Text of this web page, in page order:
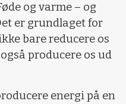
og varme – og
er grundlaget for
bare reducere os
producere os ud
energi på en